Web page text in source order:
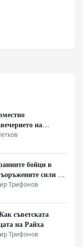
на
бойци в
сили не
Трифонов
съветската
на Райха
Трифонов